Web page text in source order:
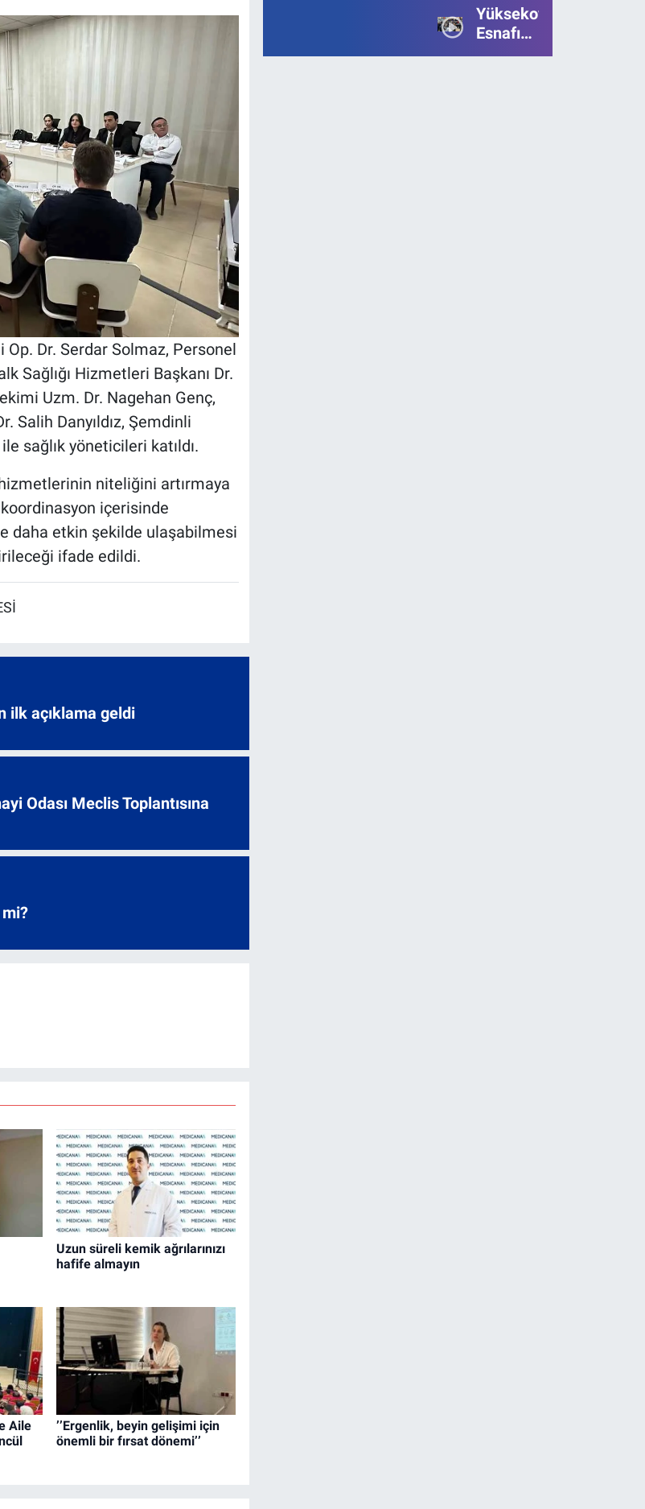
Dr. Serdar Solmaz, Personel
Sağlığı Hizmetleri Başkanı Dr.
Uzm. Dr. Nagehan Genç,
Salih Danyıldız, Şemdinli
sağlık yöneticileri katıldı.
niteliğini artırmaya
içerisinde
daha etkin şekilde ulaşabilmesi
ifade edildi.
ilk açıklama geldi
Odası Meclis Toplantısına
Uzun süreli kemik ağrılarınızı
hafife almayın
Aile
’’Ergenlik, beyin gelişimi için
önemli bir fırsat dönemi’’
Bilgi
Yarışmasının
Birincisi
Yüksekova
Esnafı
Bayrama